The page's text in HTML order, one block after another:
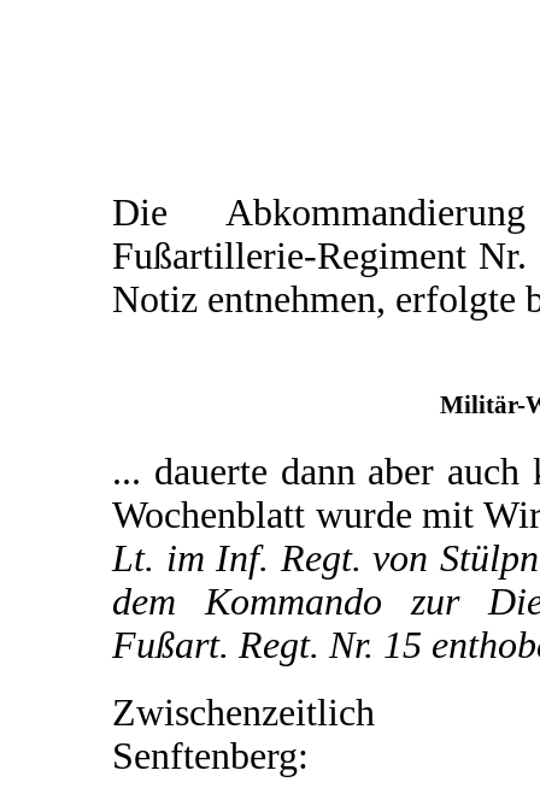
Die
Fußartillerie-Regiment Nr.
Notiz entnehmen, erfolgte
Militär-
... dauerte dann aber
Wochenblatt wurde mit
Lt. im Inf. Regt. von
dem Kommando zur
Fußart. Regt. Nr. 15
Zwischenzeitlich
Senftenberg: